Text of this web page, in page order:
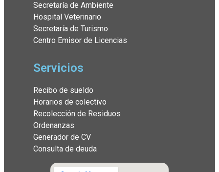
Secretaría de Ambiente
Hospital Veterinario
Secretaría de Turismo
Centro Emisor de Licencias
Servicios
Recibo de sueldo
Horarios de colectivo
Recolección de Residuos
Ordenanzas
Generador de CV
Consulta de deuda